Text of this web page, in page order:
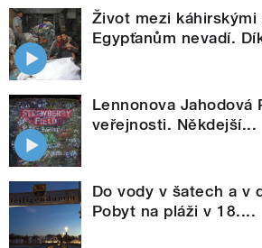
Život mezi káhirskými
Egypťanům nevadí.
Lennonova Jahodová
veřejnosti. Někdejší...
Do vody v šatech a v
Pobyt na pláži v 18....